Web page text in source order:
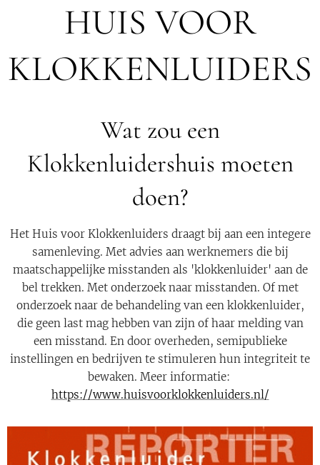
HUIS VOOR
KLOKKENLUIDERS
Wat zou een
Klokkenluidershuis moeten
doen?
Het Huis voor Klokkenluiders draagt bij aan een integere
samenleving. Met advies aan werknemers die bij
maatschappelijke misstanden als 'klokkenluider' aan de
bel trekken. Met onderzoek naar misstanden. Of met
onderzoek naar de behandeling van een klokkenluider,
die geen last mag hebben van zijn of haar melding van
een misstand. En door overheden, semipublieke
instellingen en bedrijven te stimuleren hun integriteit te
bewaken. Meer informatie:
https://www.huisvoorklokkenluiders.nl/